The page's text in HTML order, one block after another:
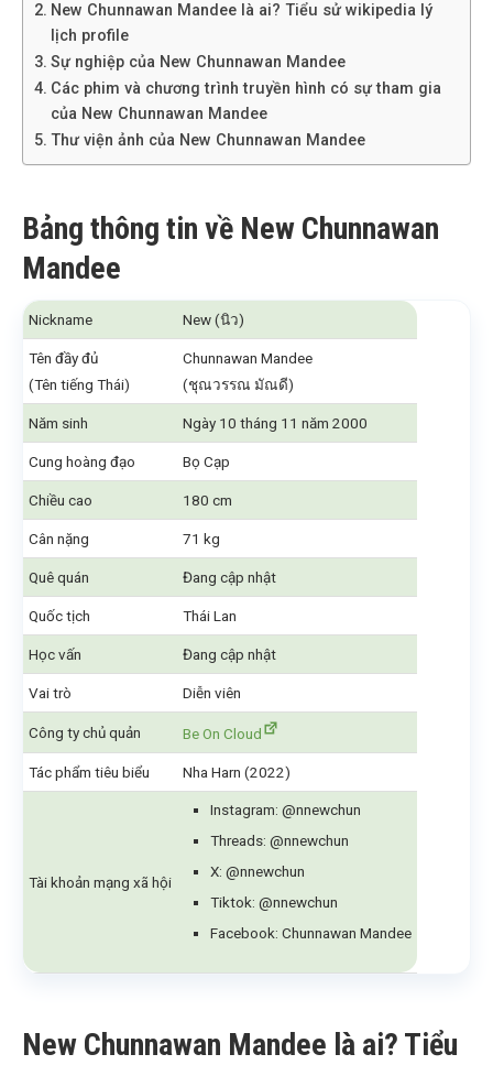
New Chunnawan Mandee là ai? Tiểu sử wikipedia lý
lịch profile
Sự nghiệp của New Chunnawan Mandee
Các phim và chương trình truyền hình có sự tham gia
của New Chunnawan Mandee
Thư viện ảnh của New Chunnawan Mandee
Bảng thông tin về New Chunnawan
Mandee
Nickname New (นิว)
Tên đầy đủ
(Tên tiếng Thái)
Chunnawan Mandee
(ชุณวรรณ มัณดี)
Năm sinh Ngày 10 tháng 11 năm 2000
Cung hoàng đạo Bọ Cạp
Chiều cao 180 cm
Cân nặng 71 kg
Quê quán Đang cập nhật
Quốc tịch Thái Lan
Học vấn Đang cập nhật
Vai trò Diễn viên
Công ty chủ quản Be On Cloud
Tác phẩm tiêu biểu Nha Harn (2022)
Tài khoản mạng xã hội
Instagram: @nnewchun
Threads: @nnewchun
X: @nnewchun
Tiktok: @nnewchun
Facebook: Chunnawan Mandee
New Chunnawan Mandee là ai? Tiểu